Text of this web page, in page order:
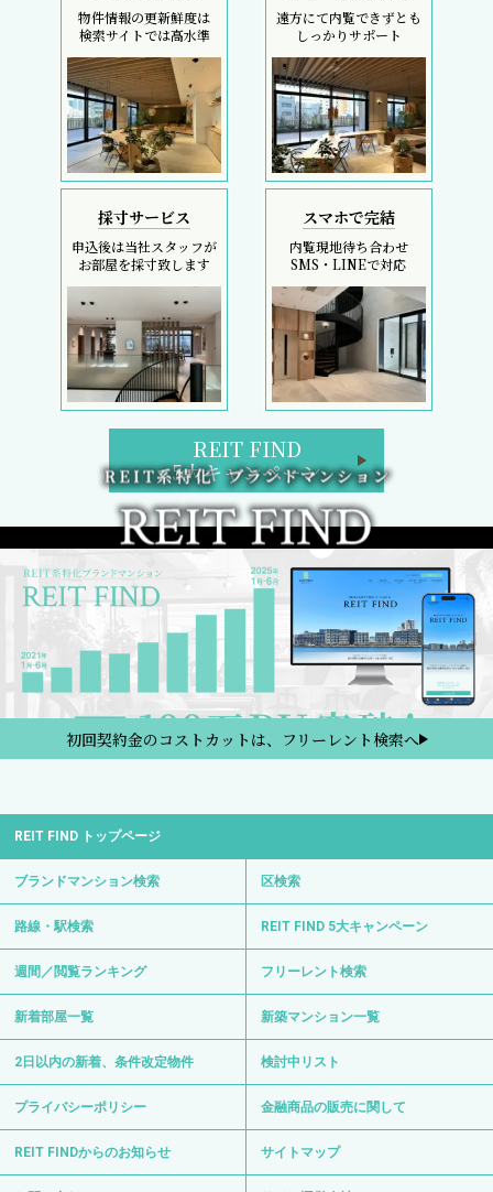
物件情報の更新鮮度は
検索サイトでは高水準
遠方にて内覧できずとも
しっかりサポート
採寸サービス
申込後は当社スタッフが
お部屋を採寸致します
スマホで完結
内覧現地待ち合わせ
SMS・LINEで対応
REIT FIND
5大キャンペーン
初回契約金のコストカットは、フリーレント検索へ
REIT FIND トップページ
ブランドマンション検索 区検索
路線・駅検索 REIT FIND 5大キャンペーン
週間／閲覧ランキング フリーレント検索
新着部屋一覧 新築マンション一覧
2日以内の新着、条件改定物件 検討中リスト
プライバシーポリシー 金融商品の販売に関して
REIT FINDからのお知らせ サイトマップ